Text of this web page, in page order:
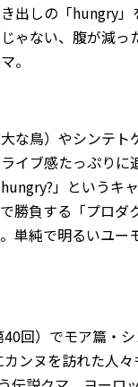
出しの「hungry
ゃない、腹が減
。
な鳥）やシンテト
イブ感たっぷり
」というキ
勝負する「プロダ
単純で明るいユー
回）でモア篇・
ンヌを訪れた人